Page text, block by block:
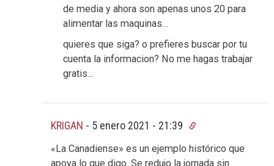
de media y ahora son apenas unos 20 para
alimentar las maquinas…
quieres que siga? o prefieres buscar por tu
cuenta la informacion? No me hagas trabajar
gratis…
KRIGAN - 5 enero 2021 - 21:39
«La Canadiense» es un ejemplo histórico que
apoya lo que digo. Se redujo la jornada sin